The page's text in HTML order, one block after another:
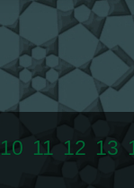
10 11 12 13